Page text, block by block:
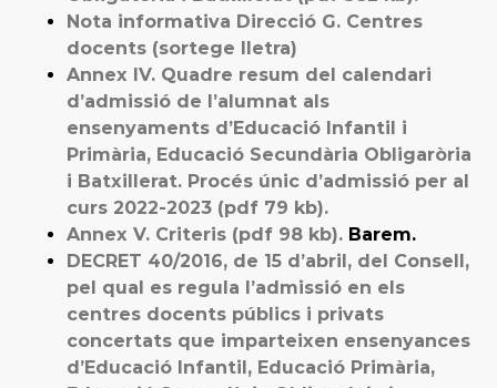
Nota informativa Direcció G. Centres
docents (sortege lletra)
Annex IV. Quadre resum del calendari
d’admissió de l’alumnat als
ensenyaments d’Educació Infantil i
Primària, Educació Secundària Obligaròria
i Batxillerat. Procés únic d’admissió per al
curs 2022-2023 (pdf 79 kb).
Annex V. Criteris (pdf 98 kb).Barem.
DECRET 40/2016, de 15 d’abril, del Consell,
pel qual es regula l’admissió en els
centres docents públics i privats
concertats que imparteixen ensenyances
d’Educació Infantil, Educació Primària,